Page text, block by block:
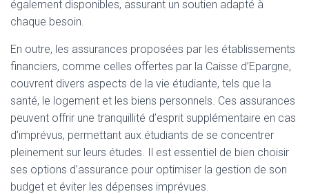
également disponibles, assurant un soutien adapté à
chaque besoin.
En outre, les assurances proposées par les établissements
financiers, comme celles offertes par la Caisse d’Epargne,
couvrent divers aspects de la vie étudiante, tels que la
santé, le logement et les biens personnels. Ces assurances
peuvent offrir une tranquillité d’esprit supplémentaire en cas
d’imprévus, permettant aux étudiants de se concentrer
pleinement sur leurs études. Il est essentiel de bien choisir
ses options d’assurance pour optimiser la gestion de son
budget et éviter les dépenses imprévues.